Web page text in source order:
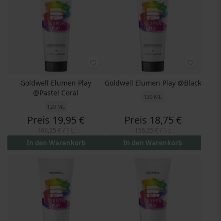
Goldwell Elumen Play
@Pastel Coral
120 ML
Preis 19,95 €
In den Warenkorb
Goldwell Elumen Play @Black
120 ML
Preis 18,75 €
In den Warenkorb